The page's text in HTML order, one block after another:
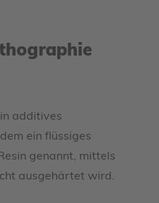
additives
ein flüssiges
genannt, mittels
ausgehärtet wird.